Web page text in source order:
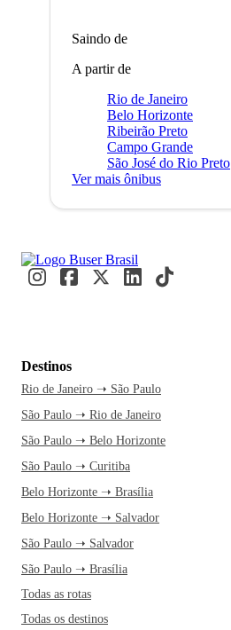
Saindo de
A partir de
Rio de Janeiro
Belo Horizonte
Ribeirão Preto
Campo Grande
São José do Rio Preto
Ver mais ônibus
Destinos
Rio de Janeiro ➝ São Paulo
São Paulo ➝ Rio de Janeiro
São Paulo ➝ Belo Horizonte
São Paulo ➝ Curitiba
Belo Horizonte ➝ Brasília
Belo Horizonte ➝ Salvador
São Paulo ➝ Salvador
São Paulo ➝ Brasília
Todas as rotas
Todas os destinos